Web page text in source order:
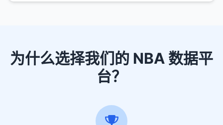
为什么选择我们的 NBA 数据平
台？